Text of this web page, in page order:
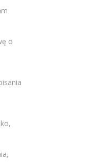
o